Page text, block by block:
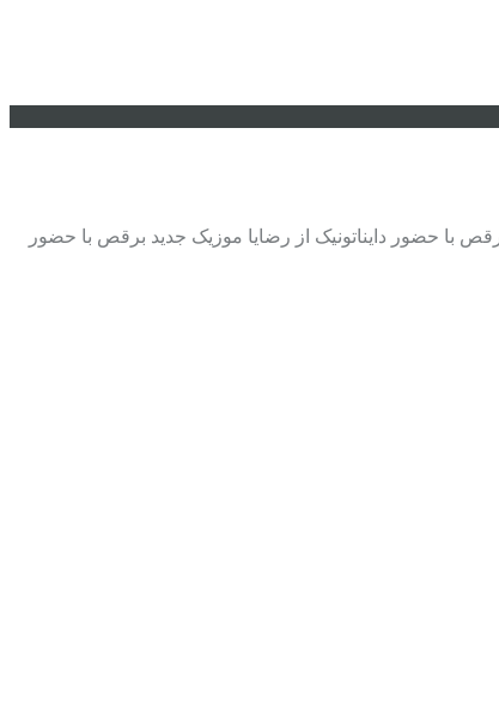
با حضور دایناتونیک از رضایا موزیک جدید برقص با حضور